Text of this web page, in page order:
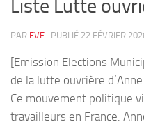
Liste Lutte
PAR EVE · PUBLIÉ 22 FÉVRIER
[Emission Elections
de la lutte ouvrière
Ce mouvement politique
travailleurs en France.